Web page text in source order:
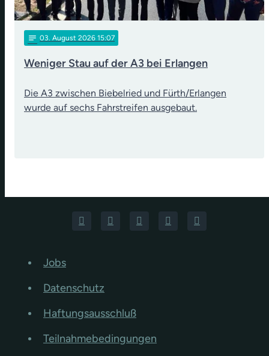
notes 03. August 2026 15:07
Weniger Stau auf der A3 bei Erlangen
Die A3 zwischen Biebelried und Fürth/Erlangen
wurde auf sechs Fahrstreifen ausgebaut.
Jobs
Datenschutz
Haftungsausschluß
Teilnahmebedingungen